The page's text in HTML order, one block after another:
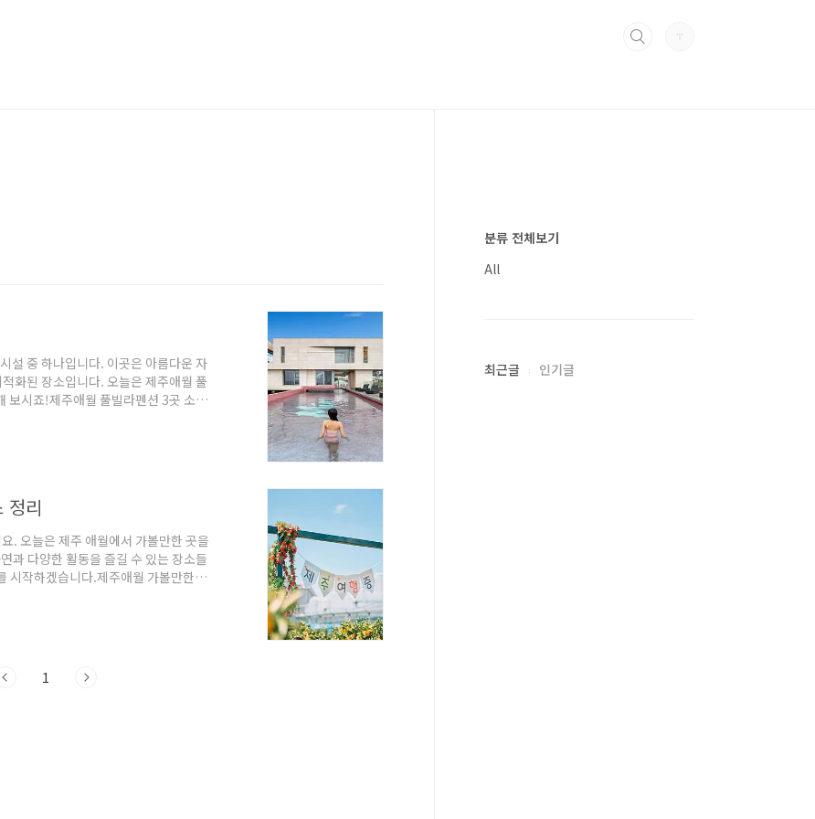
설 중 하나입니다. 이곳은 아름다운 자
화된 장소입니다. 오늘은 제주애월 풀
보시죠!제주애월 풀빌라펜션 3곳 소
풀빌라는 자연석으로 만들어진 견고한
정리
. 오늘은 제주 애월에서 가볼만한 곳을
과 다양한 활동을 즐길 수 있는 장소들
시작하겠습니다.제주애월 가볼만한곳
은 제주시 애월읍 광령리에 위치한 귤
1
분류 전체보기
All
최근글 인기글